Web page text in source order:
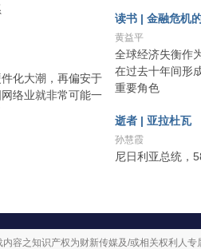
化大潮，再偏安于
络业就非常可能一
读书 | 金融危机
黄益平
全球经济失衡作
在过去十年间形
重要角色
逝者 | 亚拉杜瓦
孙慧霞
尼日利亚总统，
内容之知识产权为财新传媒及/或相关权利人